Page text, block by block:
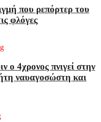
που ρεπόρτερ του
φλόγες
ο 4χρονος πνιγεί στην
ναυαγοσώστη και